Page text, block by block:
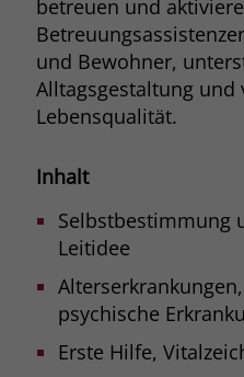
betreuen und
und Bewohner,
Alltagsgestaltung und
Lebensqualität.
Inhalt
Selbstbestimmung
Leitidee
psychische
Erste Hilfe,
Name PHPSESSID
Anbieter stiftung-
allen
Zweck
Browsers
exklusiv für
Dadurch
Aktionen,
derselben
Name _clsk
Anbieter
Laufzeit